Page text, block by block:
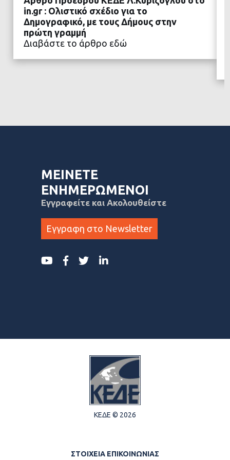
ΔΙΑΒΑΣΤΕ ΠΕΡΙΣΣΟΤΕΡΑ
in.gr : Ολιστικό σχέδιο για το
Δημογραφικό, με τους Δήμους στην
πρώτη γραμμή
Διαβάστε το άρθρο εδώ
ΜΕΙΝΕΤΕ
ΕΝΗΜΕΡΩΜΕΝΟΙ
Εγγραφείτε και Ακολουθείστε
Εγγραφη στο Newsletter
ΚΕΔΕ © 2026
ΣΤΟΙΧΕΙΑ ΕΠΙΚΟΙΝΩΝΙΑΣ